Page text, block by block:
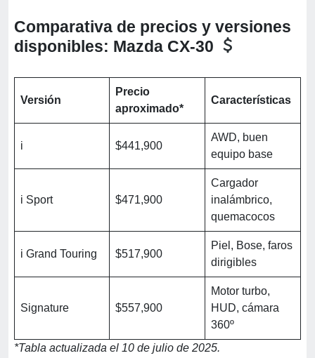
Comparativa de precios y versiones
disponibles: Mazda CX-30
Versión
Precio
aproximado*
Características
i $441,900
AWD, buen
equipo base
i Sport $471,900
Cargador
inalámbrico,
quemacocos
i Grand Touring $517,900
Piel, Bose, faros
dirigibles
Signature $557,900
Motor turbo,
HUD, cámara
360º
*Tabla actualizada el 10 de julio de 2025.